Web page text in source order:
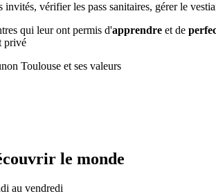
vérifier les pass sanitaires, gérer le
qui leur ont permis d'apprendre et de
privé
Toulouse et ses valeurs
le monde
au vendredi